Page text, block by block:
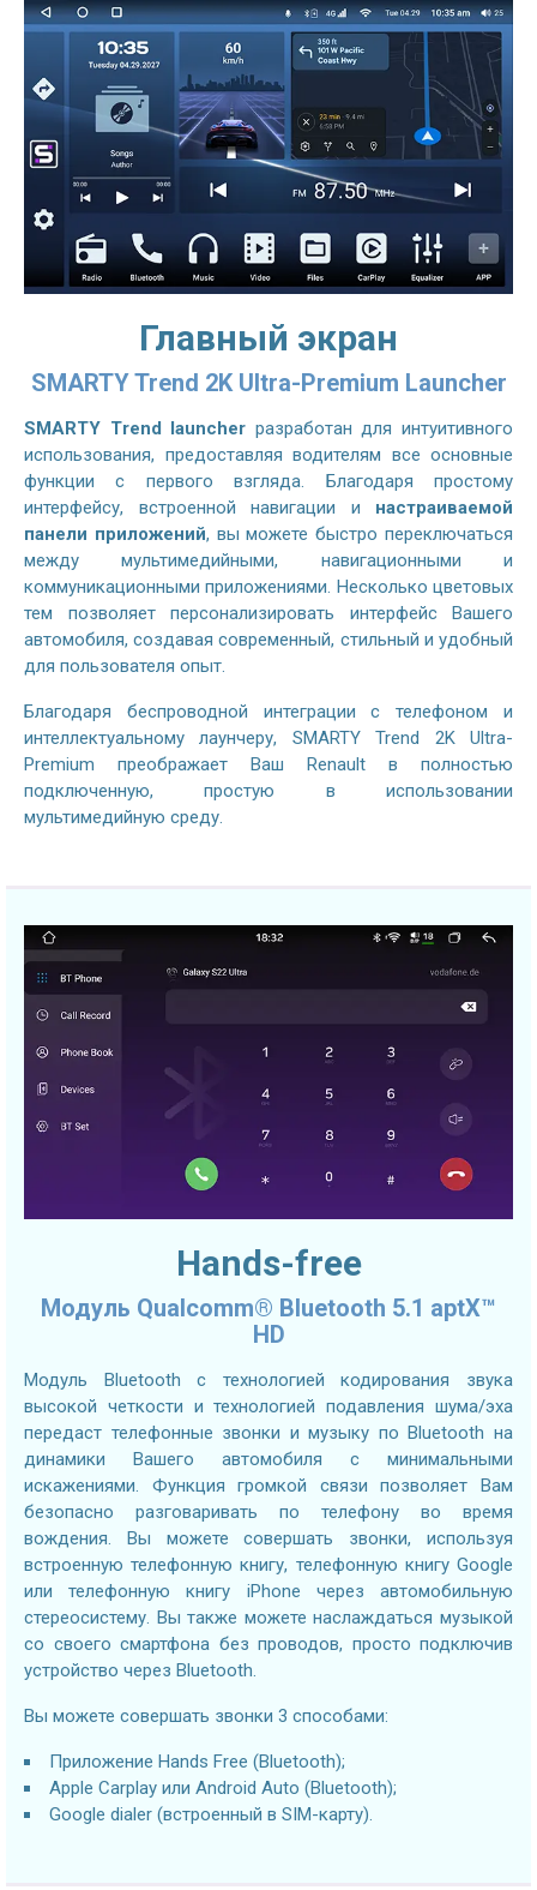
Главный экран
SMARTY Trend 2K Ultra-Premium Launcher
SMARTY Trend launcher разработан для интуитивного
использования, предоставляя водителям все основные
функции с первого взгляда. Благодаря простому
интерфейсу, встроенной навигации и настраиваемой
панели приложений, вы можете быстро переключаться
между мультимедийными, навигационными и
коммуникационными приложениями. Несколько цветовых
тем позволяет персонализировать интерфейс Вашего
автомобиля, создавая современный, стильный и удобный
для пользователя опыт.
Благодаря беспроводной интеграции с телефоном и
интеллектуальному лаунчеру, SMARTY Trend 2K Ultra-
Premium преображает Ваш Renault в полностью
подключенную, простую в использовании
мультимедийную среду.
Hands-free
Модуль Qualcomm® Bluetooth 5.1 aptX™
HD
Модуль Bluetooth с технологией кодирования звука
высокой четкости и технологией подавления шума/эха
передаст телефонные звонки и музыку по Bluetooth на
динамики Вашего автомобиля с минимальными
искажениями. Функция громкой связи позволяет Вам
безопасно разговаривать по телефону во время
вождения. Вы можете совершать звонки, используя
встроенную телефонную книгу, телефонную книгу Google
или телефонную книгу iPhone через автомобильную
стереосистему. Вы также можете наслаждаться музыкой
со своего смартфона без проводов, просто подключив
устройство через Bluetooth.
Вы можете совершать звонки 3 способами:
Приложение Hands Free (Bluetooth);
Apple Carplay или Android Auto (Bluetooth);
Google dialer (встроенный в SIM-карту).